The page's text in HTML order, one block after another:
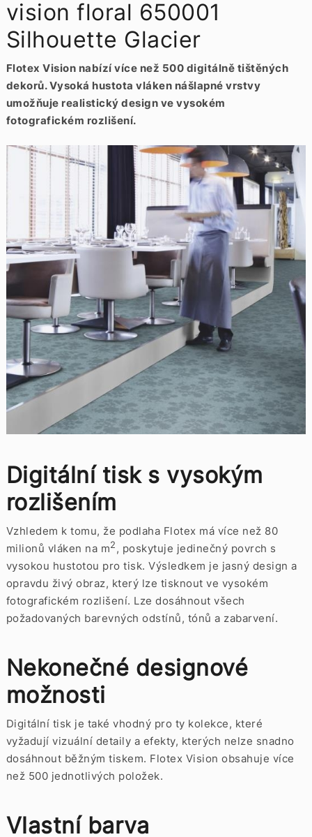
vision floral 650001
Silhouette Glacier
Flotex Vision nabízí více než 500 digitálně tištěných
dekorů. Vysoká hustota vláken nášlapné vrstvy
umožňuje realistický design ve vysokém
fotografickém rozlišení.
Digitální tisk s vysokým
rozlišením
Vzhledem k tomu, že podlaha Flotex má více než 80
milionů vláken na m2 , poskytuje jedinečný povrch s
vysokou hustotou pro tisk. Výsledkem je jasný design a
opravdu živý obraz, který lze tisknout ve vysokém
fotografickém rozlišení. Lze dosáhnout všech
požadovaných barevných odstínů, tónů a zabarvení.
Nekonečné designové
možnosti
Digitální tisk je také vhodný pro ty kolekce, které
vyžadují vizuální detaily a efekty, kterých nelze snadno
dosáhnout běžným tiskem. Flotex Vision obsahuje více
než 500 jednotlivých položek.
Vlastní barva